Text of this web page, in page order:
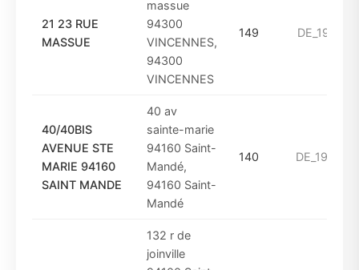
21 23 RUE
MASSUE
massue
94300
VINCENNES,
94300
VINCENNES
149
40/40BIS
AVENUE STE
MARIE 94160
SAINT MANDE
40 av
sainte-marie
94160 Saint-
Mandé,
94160 Saint-
Mandé
140
132 r de
joinville